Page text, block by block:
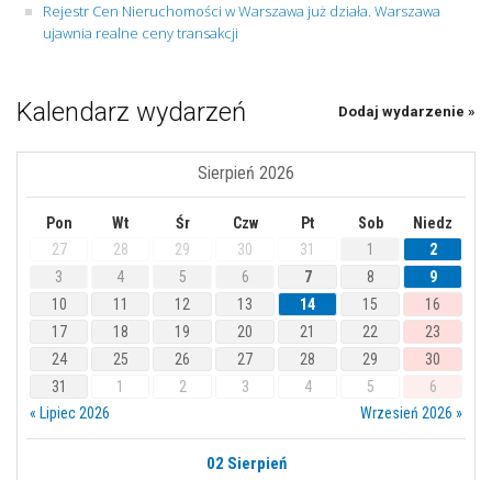
Rejestr Cen Nieruchomości w Warszawa już działa. Warszawa
ujawnia realne ceny transakcji
Kalendarz wydarzeń Dodaj wydarzenie »
Sierpień 2026
Pon Wt Śr Czw Pt Sob
Niedz
27
28 29 30 31 1
2
3
4 5 6 7 8
9
10
11 12 13 14 15
16
17
18 19 20 21 22
23
24
25 26 27 28 29
30
31
1 2 3 4 5
6
« Lipiec 2026
Wrzesień 2026 »
02 Sierpień